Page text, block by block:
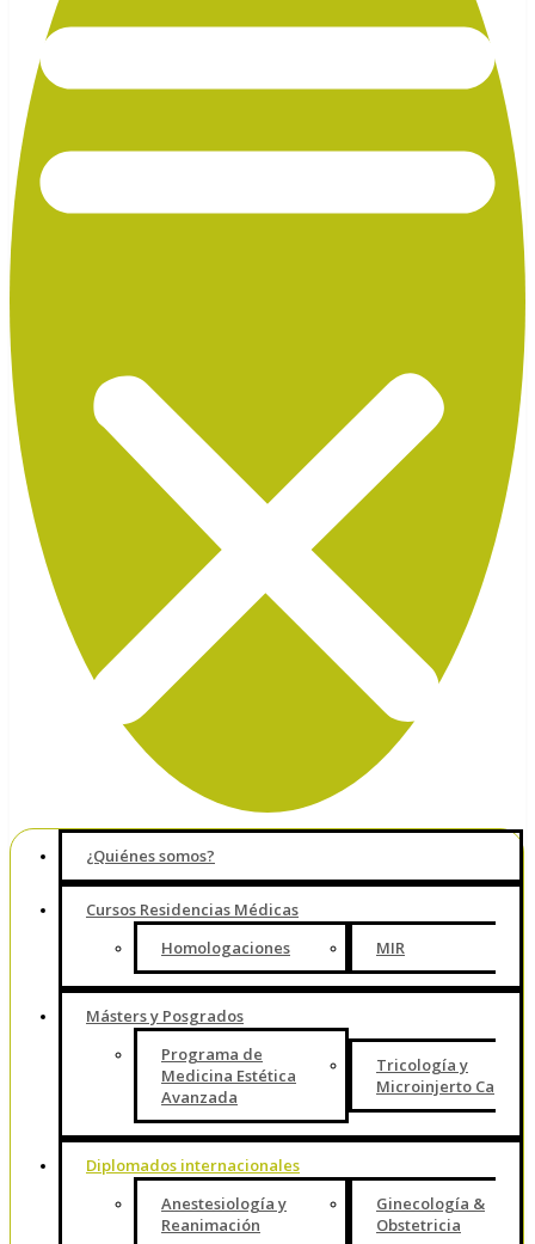
¿Quiénes somos?
Cursos Residencias Médicas
Homologaciones
MIR
Másters y Posgrados
Programa de
Medicina Estética
Avanzada
Tricología y
Microinjerto Capilar
Diplomados internacionales
Anestesiología y
Reanimación
Ginecología &
Obstetricia